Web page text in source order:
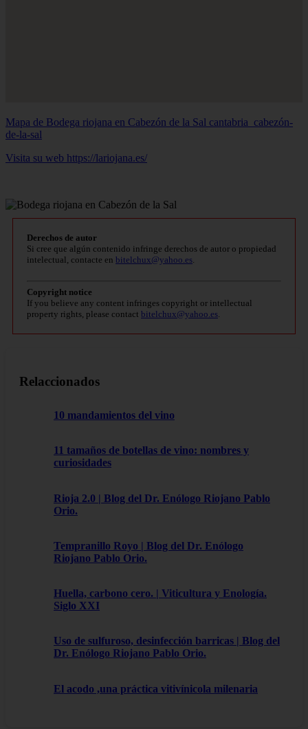
Mapa de Bodega riojana en Cabezón de la Sal cantabria_cabezón-
de-la-sal
Visita su web https://lariojana.es/
Derechos de autor
Si cree que algún contenido infringe derechos de autor o propiedad
intelectual, contacte en bitelchux@yahoo.es
Copyright notice
If you believe any content infringes copyright or intellectual
property rights, please contact bitelchux@yahoo.es
Relaccionados
10 mandamientos del vino
11 tamaños de botellas de vino: nombres y
curiosidades
Rioja 2.0 | Blog del Dr. Enólogo Riojano Pablo
Orio.
Tempranillo Royo | Blog del Dr. Enólogo
Riojano Pablo Orio.
Huella, carbono cero. | Viticultura y Enología.
Siglo XXI
Uso de sulfuroso, desinfección barricas | Blog del
Dr. Enólogo Riojano Pablo Orio.
El acodo ,una práctica vitivínicola milenaria